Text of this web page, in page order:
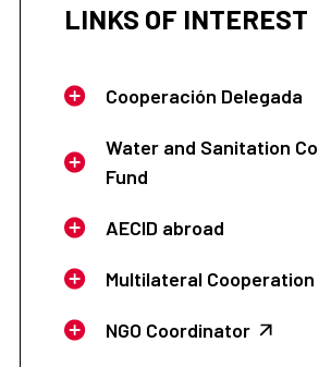
LINKS OF INTEREST
Cooperación Delegada
Water and Sanitation
Fund
AECID abroad
Multilateral Cooperation
NGO Coordinator